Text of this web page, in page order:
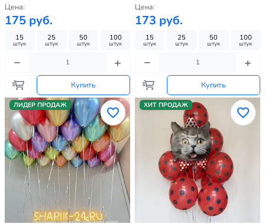
Цена:
175 руб.
15
штук
25
штук
50
штук
100
штук
Купить
Цена:
173 руб.
15
штук
25
штук
50
штук
100
штук
Купить
ЛИДЕР ПРОДАЖ ХИТ ПРОДАЖ